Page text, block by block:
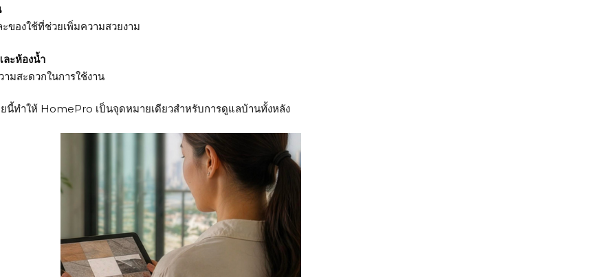
ของใช้ที่ช่วยเพิ่มความสวยงาม
ะห้องน้ำ
ามสะดวกในการใช้งาน
นี้ทำให้ HomePro เป็นจุดหมายเดียวสำหรับการดูแลบ้านทั้งหลัง